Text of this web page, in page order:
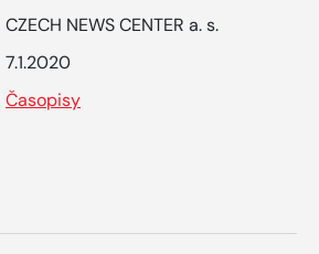
CZECH NEWS CENTER a. s.
7.1.2020
Časopisy